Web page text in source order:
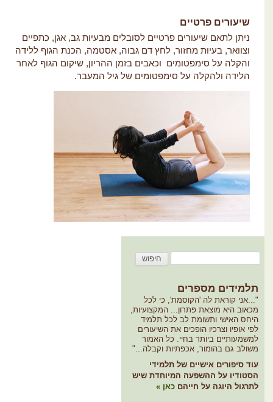
שיעורים פרטיים
ניתן לתאם שיעורים פרטיים לסובלים מבעיות גב, אגן, כתפיים
וצוואר, בעיות מחזור, לחץ דם גבוה, אסטמה, הכנת הגוף ללידה
והקלה על סימפטומים וכאבים בזמן ההריון, שיקום הגוף לאחר
הלידה ולהקלה על סימפטומים של גיל המעבר.
מספרים
קוראת לה 'הקוסמת', כי לכל
היא מוצאת פתרון... המקצועיות,
האישי ותשומת לב לכל תלמיד
אופיו וצרכיו הופכים את השיעורים
ביותר בחיי. כל האמור
גם בהומור, אכפתיות וקבלה..."
סיפורים אישיים של תלמידי
על ההשפעה המיוחדת שיש
היוגה על חייהםכאן »